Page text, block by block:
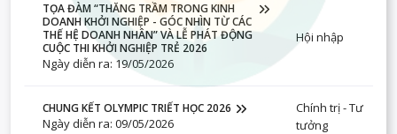
TỌA ĐÀM “THĂNG TRẦM TRONG KINH
DOANH KHỞI NGHIỆP - GÓC NHÌN TỪ CÁC
THẾ HỆ DOANH NHÂN” VÀ LỄ PHÁT ĐỘNG
CUỘC THI KHỞI NGHIỆP TRẺ 2026
Ngày diễn ra: 19/05/2026
Hội nhập
CHUNG KẾT OLYMPIC TRIẾT HỌC 2026
Ngày diễn ra: 09/05/2026
Chính trị - Tư
tưởng